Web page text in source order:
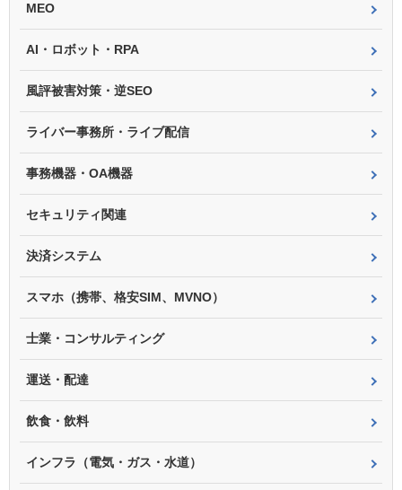
MEO
AI・ロボット・RPA
風評被害対策・逆SEO
ライバー事務所・ライブ配信
事務機器・OA機器
セキュリティ関連
決済システム
スマホ（携帯、格安SIM、MVNO）
士業・コンサルティング
運送・配達
飲食・飲料
インフラ（電気・ガス・水道）